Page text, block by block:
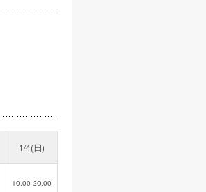
1/4(日)
10:00-20:00